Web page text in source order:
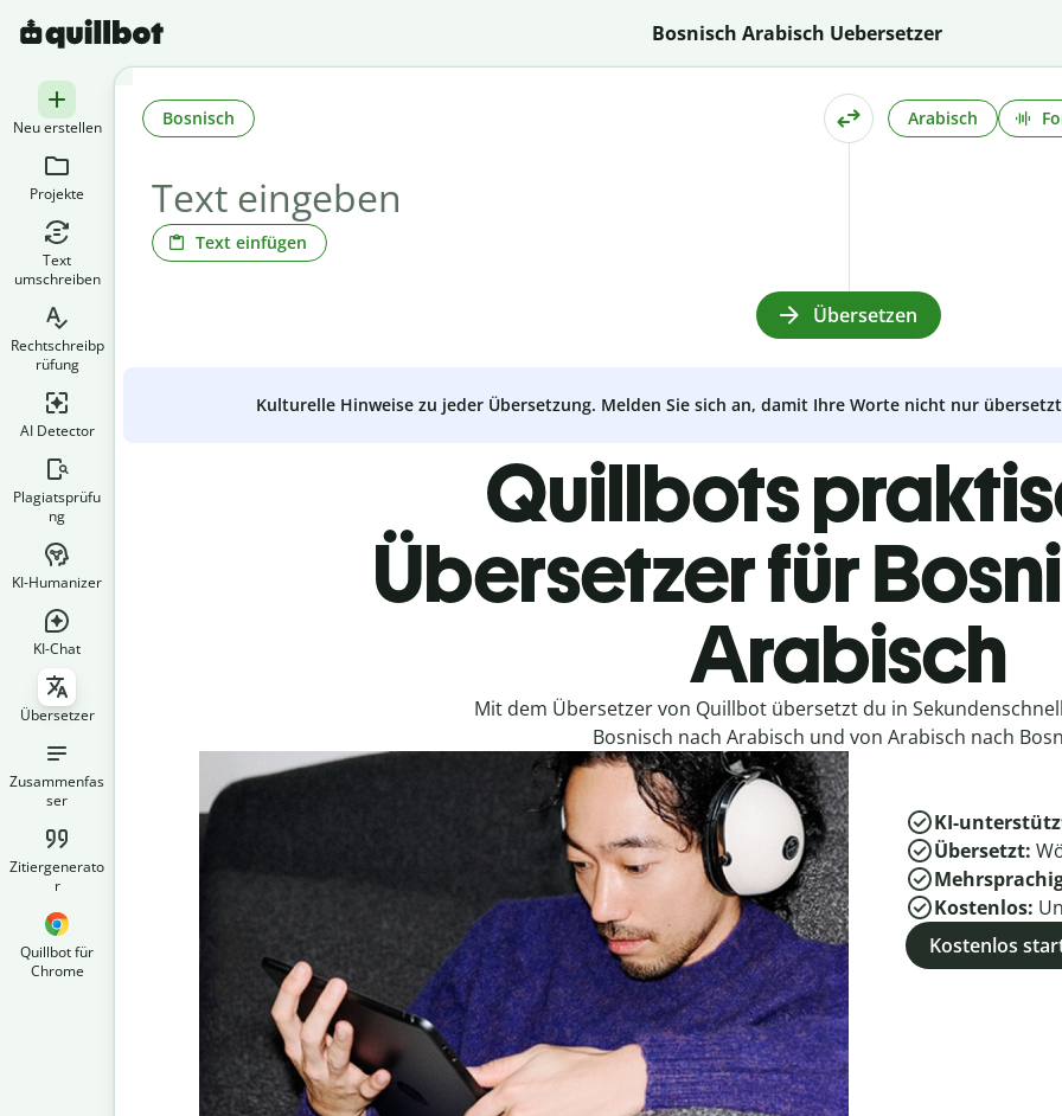
Bosnisch Arabisch Uebersetzer
Neu erstellen
Projekte
Text
umschreiben
Rechtschreibp
rüfung
AI Detector
Plagiatsprüfu
ng
KI-Humanizer
KI-Chat
Übersetzer
Zusammenfas
ser
Zitiergenerato
r
Quillbot für
Chrome
Text einfügen
Bosnisch Arabisch
Übersetzen
Kulturelle Hinweise zu jeder Übersetzung. Melden Sie sich an, damit Ihre Worte nicht nur
Quillbots
Übersetzer für
Arabisch
Mit dem Übersetzer von Quillbot übersetzt du in
Bosnisch nach Arabisch und von Arabisch nach
KI-
Übersetzt:
Kostenlos:
Kostenlos